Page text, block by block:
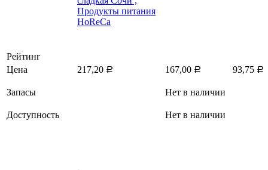
Рейтинг
Цена
217,20 Р 167,00 Р 93,75 Р
Запасы Нет в наличии
Доступность Нет в наличии